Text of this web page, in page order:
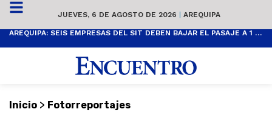
JUEVES, 6 DE AGOSTO DE 2026 | AREQUIPA
AREQUIPA: SEIS EMPRESAS DEL SIT DEBEN BAJAR EL PASAJE A 1 SOL
Inicio > Fotorreportajes